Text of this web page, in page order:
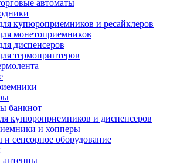
автоматы
купюроприемников и ресайклеров
монетоприемников
диспенсеров
термопринтеров
банкнот
купюроприемников и диспенсеров
и хопперы
сенсорное оборудование